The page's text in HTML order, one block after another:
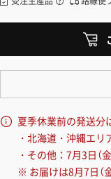
ワンプライス販売
法人・個人様いずれも
事業主様には「請求書
夏季休業前の発送分
・北海道・沖縄エリ
・その他：7月3日（
※ お届けは8月7日（